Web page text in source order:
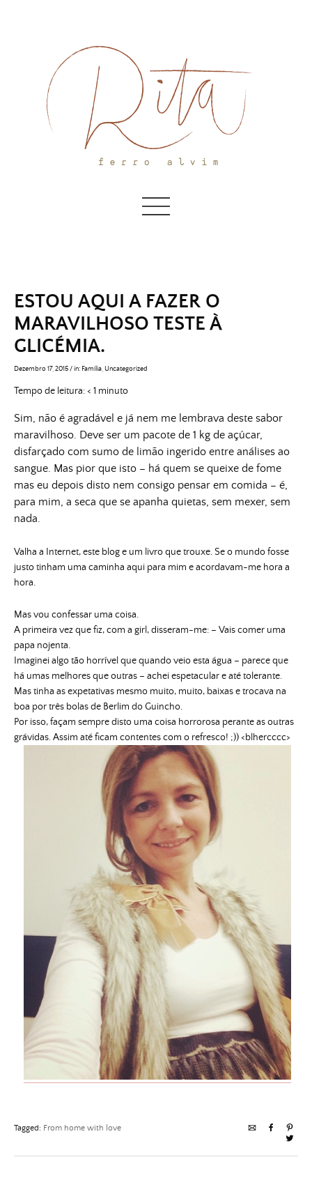
ESTOU AQUI A FAZER O
MARAVILHOSO TESTE À
GLICÉMIA.
Dezembro 17, 2015/in: Família Uncategorized
Tempo de leitura:< 1 minuto
Sim, não é agradável e já nem me lembrava deste sabor
maravilhoso. Deve ser um pacote de 1 kg de açúcar,
disfarçado com sumo de limão ingerido entre análises ao
sangue. Mas pior que isto – há quem se queixe de fome
mas eu depois disto nem consigo pensar em comida – é,
para mim, a seca que se apanha quietas, sem mexer, sem
nada.
Valha a Internet, este blog e um livro que trouxe. Se o mundo fosse
justo tinham uma caminha aqui para mim e acordavam-me hora a
hora.
Mas vou confessar uma coisa.
A primeira vez que fiz, com a girl, disseram-me: – Vais comer uma
papa nojenta.
Imaginei algo tão horrível que quando veio esta água – parece que
há umas melhores que outras – achei espetacular e até tolerante.
Mas tinha as expetativas mesmo muito, muito, baixas e trocava na
boa por três bolas de Berlim do Guincho.
Por isso, façam sempre disto uma coisa horrorosa perante as outras
grávidas. Assim até ficam contentes com o refresco! ;)) <blhercccc>
Tagged: From home with love